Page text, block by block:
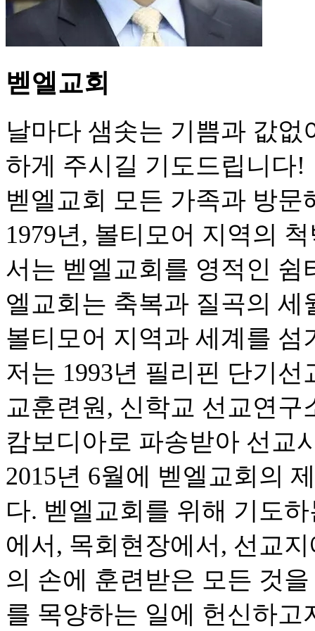
벧엘교회
날마다 샘솟는 기쁨과 값
하게 주시길 기도드립니다!
벧엘교회 모든 가족과 방
1979년, 볼티모어 지역의
서는 벧엘교회를 영적인 쉼
엘교회는 축복과 질곡의
볼티모어 지역과 세계를
저는 1993년 필리핀 단기
교훈련원, 신학교 선교연구
캄보디아로 파송받아 선교
2015년 6월에 벧엘교회의
다. 벧엘교회를 위해 기도
에서, 목회현장에서, 선교
의 손에 훈련받은 모든 것
를 목양하는 일에 헌신하